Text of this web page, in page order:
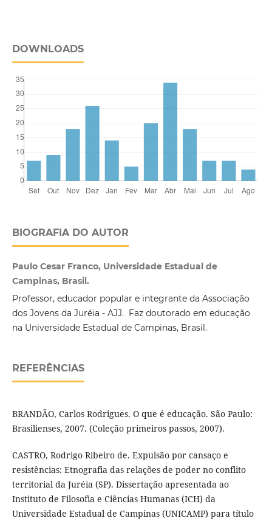
DOWNLOADS
BIOGRAFIA DO AUTOR
Paulo Cesar Franco, Universidade Estadual de
Campinas, Brasil.
Professor, educador popular e integrante da Associação
dos Jovens da Juréia - AJJ. Faz doutorado em educação
na Universidade Estadual de Campinas, Brasil.
REFERÊNCIAS
BRANDÃO, Carlos Rodrigues. O que é educação. São Paulo:
Brasilienses, 2007. (Coleção primeiros passos, 2007).
CASTRO, Rodrigo Ribeiro de. Expulsão por cansaço e
resistências: Etnografia das relações de poder no conflito
territorial da Juréia (SP). Dissertação apresentada ao
Instituto de Filosofia e Ciências Humanas (ICH) da
Universidade Estadual de Campinas (UNICAMP) para título